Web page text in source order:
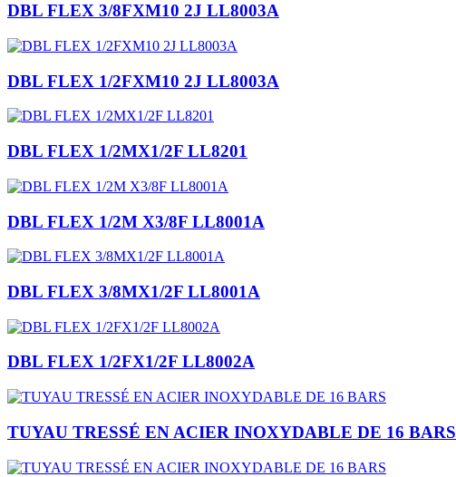
DBL FLEX 3/8FXM10 2J LL8003A
DBL FLEX 1/2FXM10 2J LL8003A
DBL FLEX 1/2MX1/2F LL8201
DBL FLEX 1/2M X3/8F LL8001A
DBL FLEX 3/8MX1/2F LL8001A
DBL FLEX 1/2FX1/2F LL8002A
TUYAU TRESSÉ EN ACIER INOXYDABLE DE 16 BARS